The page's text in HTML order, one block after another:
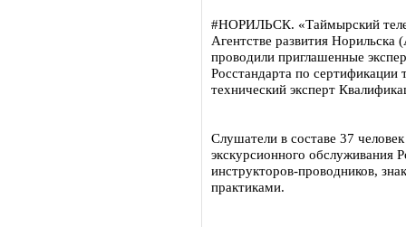
#НОРИЛЬСК. «Таймырский
Агентстве развития
проводили приглашенные
Росстандарта по
технический эксперт
Слушатели в составе 37
экскурсионного обслуживания
инструкторов-проводников,
практиками.